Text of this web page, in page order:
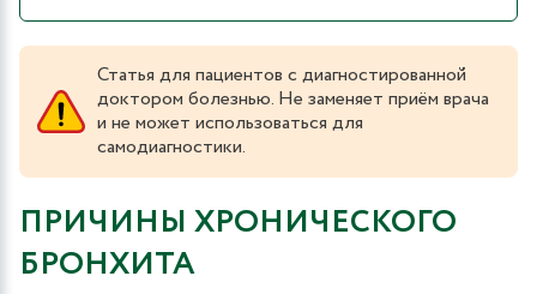
Статья для пациентов с диагностированной
доктором болезнью. Не заменяет приём врача
и не может использоваться для
самодиагностики.
ПРИЧИНЫ ХРОНИЧЕСКОГО
БРОНХИТА